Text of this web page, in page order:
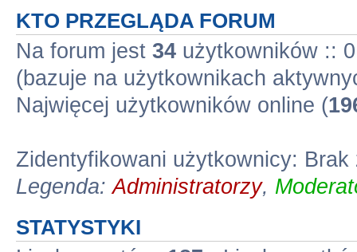
KTO PRZEGLĄDA FORUM
Na forum jest 34 użytkowników ::
(bazuje na użytkownikach
Najwięcej użytkowników online (
Zidentyfikowani użytkownicy:
Legenda:Administratorzy,
STATYSTYKI